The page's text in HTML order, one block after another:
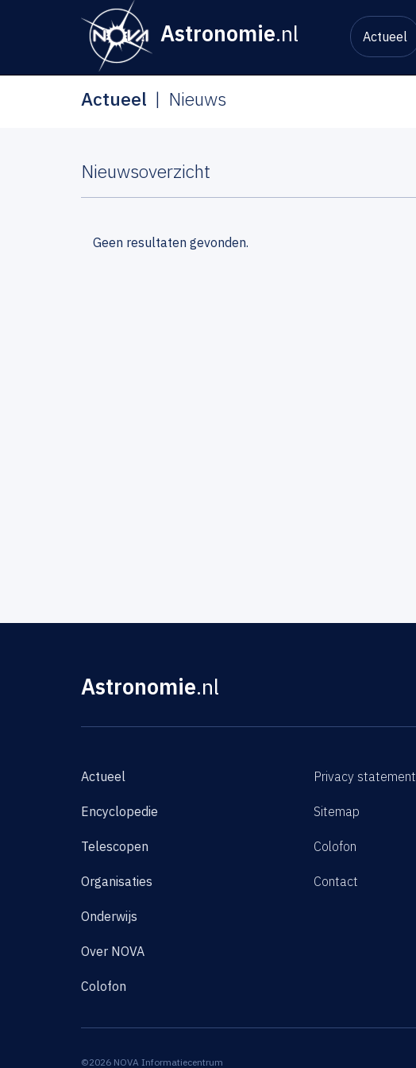
Astronomie.nl Actueel
Actueel Nieuws
Nieuwsoverzicht
Geen resultaten gevonden.
Astronomie.nl
Actueel
Encyclopedie
Telescopen
Organisaties
Onderwijs
Over NOVA
Colofon
Privacy statement
Sitemap
Colofon
Contact
©2026 NOVA Informatiecentrum